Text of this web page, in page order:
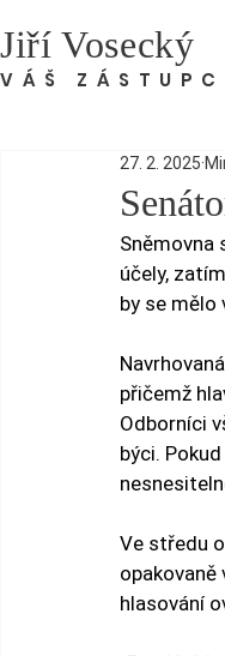
Jiří Vosecký
VÁŠ
27. 2. 2025
Sněmovna
účely,
by se mělo
přičemž
Odborníci
býci.
Ve středu
hlasování